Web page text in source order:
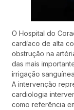
O Hospital do
cardíaco de alta
obstrução na
das mais
irrigação
A intervenção
cardiologia
como referência